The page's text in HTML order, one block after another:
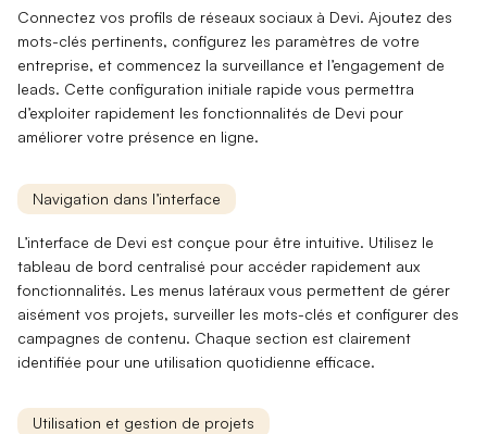
Connectez vos profils de réseaux sociaux à Devi. Ajoutez des
mots-clés pertinents, configurez les paramètres de votre
entreprise, et commencez la surveillance et l’engagement de
leads. Cette configuration initiale rapide vous permettra
d’exploiter rapidement les fonctionnalités de Devi pour
améliorer votre présence en ligne.
Navigation dans l’interface
L’interface de Devi est conçue pour être intuitive. Utilisez le
tableau de bord centralisé pour accéder rapidement aux
fonctionnalités. Les menus latéraux vous permettent de gérer
aisément vos projets, surveiller les mots-clés et configurer des
campagnes de contenu. Chaque section est clairement
identifiée pour une utilisation quotidienne efficace.
Utilisation et gestion de projets